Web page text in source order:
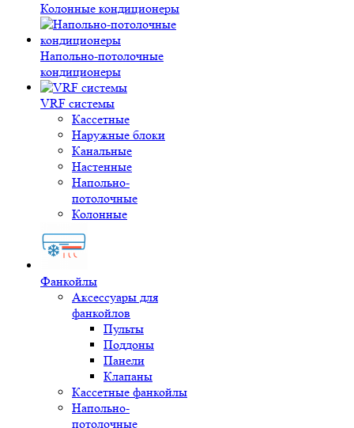
Колонные кондиционеры
Напольно-потолочные
кондиционеры
VRF системы
Кассетные
Наружные блоки
Канальные
Настенные
Напольно-
потолочные
Колонные
Фанкойлы
Аксессуары для
фанкойлов
Пульты
Поддоны
Панели
Клапаны
Кассетные фанкойлы
Напольно-
потолочные